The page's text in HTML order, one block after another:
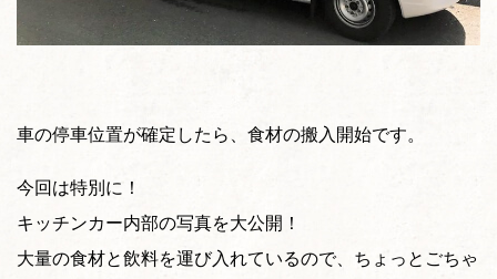
車の停車位置が確定したら、食材の搬入開始です。
今回は特別に！
キッチンカー内部の写真を大公開！
大量の食材と飲料を運び入れているので、ちょっとごちゃ